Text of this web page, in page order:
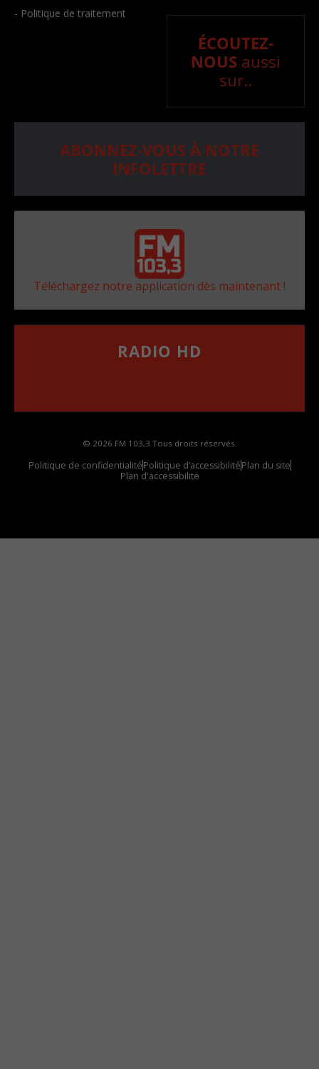
- Politique de traitement
ÉCOUTEZ-
NOUS aussi
sur..
ABONNEZ-VOUS À NOTRE
INFOLETTRE
Téléchargez notre application dès maintenant !
RADIO HD
© 2026 FM 103,3 Tous droits réservés.
Politique de confidentialitéPolitique d’accessibilitéPlan du site
Plan d'accessibilite